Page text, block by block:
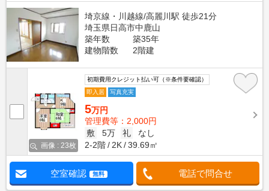
埼京線・川越線/高麗川駅 徒歩21分
埼玉県日高市中鹿山
築年数
築35年
建物階数
2階建
画像 : 23枚
初期費用クレジット払い可（※条件要確認）
即入居
写真充実
5万円
管理費等：2,000円
敷
5万 礼
なし
2-2階
2K 39.69㎡
空室確認 無料 電話で問合せ